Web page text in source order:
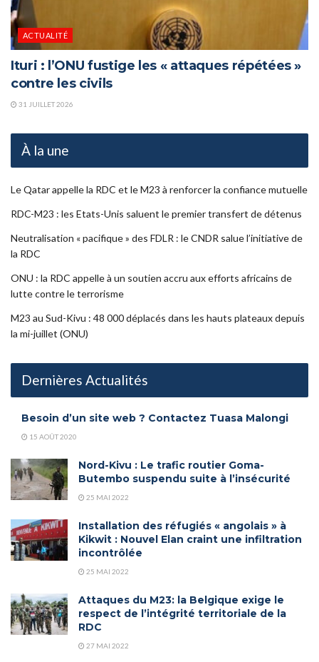
ACTUALITÉ
Ituri : l’ONU fustige les « attaques répétées »
contre les civils
31 JUILLET 2026
À la une
Le Qatar appelle la RDC et le M23 à renforcer la confiance mutuelle
RDC-M23 : les Etats-Unis saluent le premier transfert de détenus
Neutralisation « pacifique » des FDLR : le CNDR salue l’initiative de
la RDC
ONU : la RDC appelle à un soutien accru aux efforts africains de
lutte contre le terrorisme
M23 au Sud-Kivu : 48 000 déplacés dans les hauts plateaux depuis
la mi-juillet (ONU)
Dernières Actualités
Besoin d’un site web ? Contactez Tuasa Malongi
15 AOÛT 2020
Nord-Kivu : Le trafic routier Goma-
Butembo suspendu suite à l’insécurité
25 MAI 2022
Installation des réfugiés « angolais » à
Kikwit : Nouvel Elan craint une infiltration
incontrôlée
25 MAI 2022
Attaques du M23: la Belgique exige le
respect de l’intégrité territoriale de la
RDC
27 MAI 2022